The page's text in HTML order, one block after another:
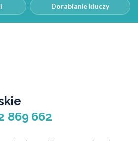
Dorabianie kluczy
869 662